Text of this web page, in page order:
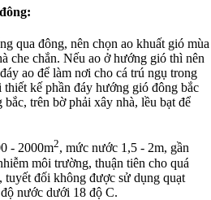
qua đông, nên chọn ao khuất gió mùa
che chắn. Nếu ao ở hướng gió thì nên
ao để làm nơi cho cá trú ngụ trong
kế phần đáy hướng gió đông bắc
trên bờ phải xây nhà, lều bạt để
- 2000m2, mức nước 1,5 - 2m, gần
môi trường, thuận tiên cho quá
đối không được sử dụng quạt
nước dưới 18 độ C.